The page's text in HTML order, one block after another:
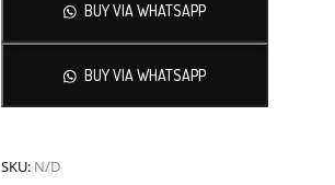
BUY VIA WHATSAPP
BUY VIA WHATSAPP
SKU: N/D